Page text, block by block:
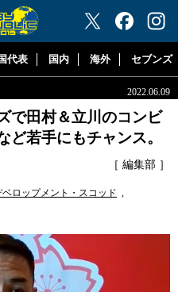
"ラグビーリパブリック"
代表 国内 海外 セブンズ
2022.06.09
で田村＆立川のコンビ
ど若手にもチャンス。
［ 編集部 ］
ロップメント・スコッド ,